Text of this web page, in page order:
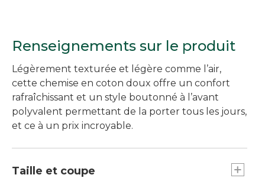
Renseignements sur le produit
Légèrement texturée et légère comme l’air,
cette chemise en coton doux offre un confort
rafraîchissant et un style boutonné à l’avant
polyvalent permettant de la porter tous les jours,
et ce à un prix incroyable.
Taille et coupe